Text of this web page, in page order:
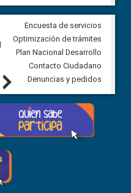
Veeduría Ciudadana para
construcción del asfaltado de
Ballenita del cantón Santa
7 agosto, 2026
Next
Encuesta de servicios
Optimización de trámites
Plan Nacional Desarrollo
Contacto Ciudadano
Denuncias y pedidos